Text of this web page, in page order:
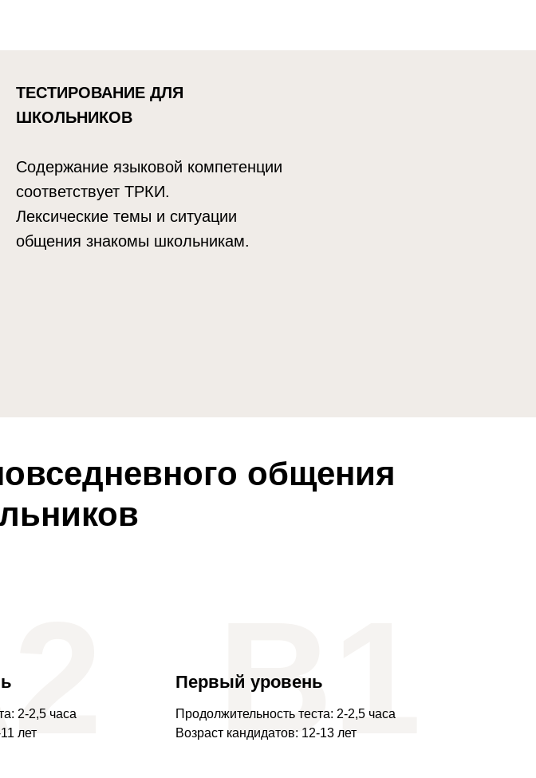
ТЕСТИРОВАНИЕ ДЛЯ
ШКОЛЬНИКОВ
Содержание языковой компетенции
соответствует ТРКИ.
Лексические темы и ситуации
общения знакомы школьникам.
общения
2-2,5 часа
лет
Первый уровень
Продолжительность теста: 2-2,5 часа
Возраст кандидатов: 12-13 лет
В1